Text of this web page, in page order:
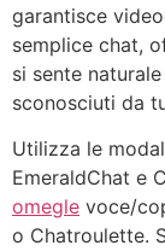
garantisce
semplice chat,
si sente
sconosciuti da
Utilizza le
EmeraldChat e
omegle voce/
o Chatroulette.